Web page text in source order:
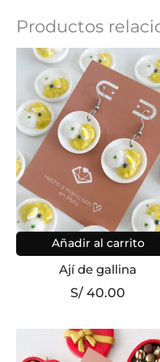
Productos
Añadir al carrito
Ají de gallina
S/ 40.00